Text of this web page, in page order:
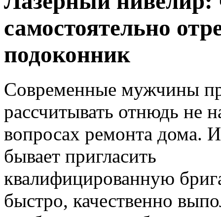
самостоятельно
подоконник
Современные мужчины
рассчитывать отнюдь не
вопросах ремонта дома.
бывает пригласить
квалифицированную
быстро, качественно